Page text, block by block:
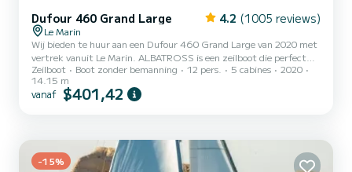
Dufour 460 Grand Large 4.2 (1005 reviews)
Le Marin
Wij bieden te huur aan een Dufour 460 Grand Large van 2020 met
vertrek vanuit Le Marin. ALBATROSS is een zeilboot die perfect
geschikt is voor alle verhuur. Deze zeilboot is zeer aangenaam om
te besturen voor een cruise van een week of langer. U gaat een
uitzonderlijke cruise beleven op deze zeilboot van 14 meter. U kunt
Grand Large is uitgerust met 3 toiletten met een douc...
Zeilboot Boot zonder bemanning 12 pers. 5 cabines
2020
14.15 m
vanaf $401,42
-15%